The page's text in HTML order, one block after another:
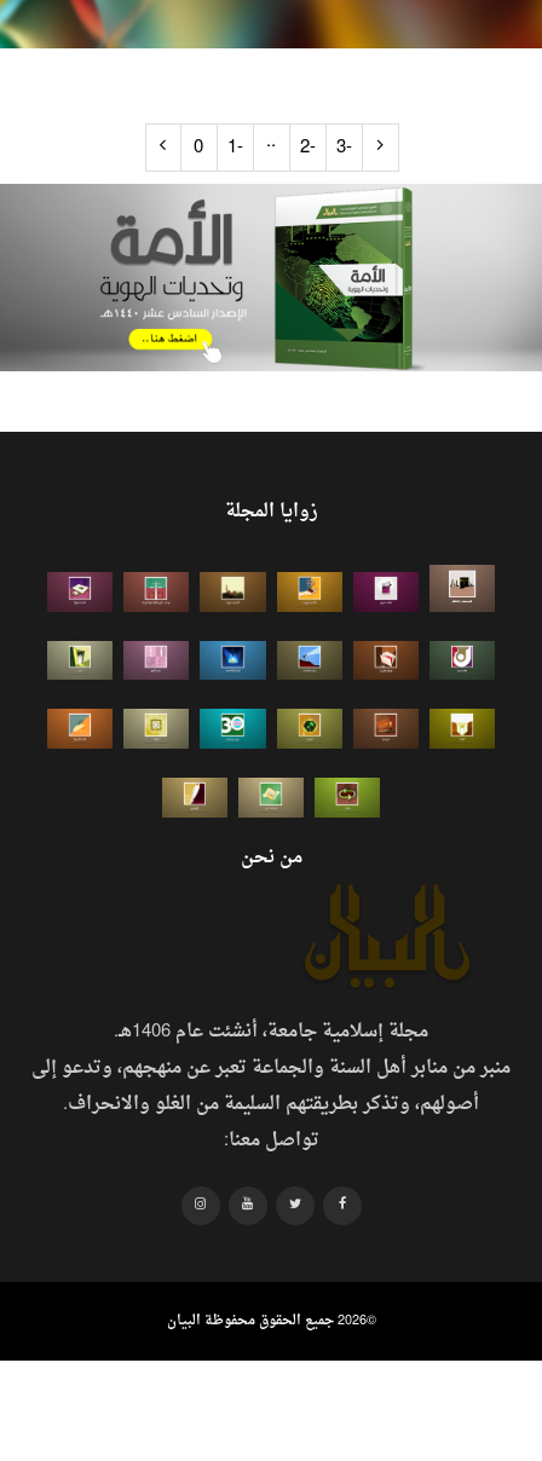
-3
-2
..
-1
0
زوايا المجلة
من نحن
مجلة إسلامية جامعة، أنشئت عام 1406هـ.
منبر من منابر أهل السنة والجماعة تعبر عن منهجهم، وتدعو إلى
أصولهم، وتذكر بطريقتهم السليمة من الغلو والانحراف.
تواصل معنا:
2026 جميع الحقوق محفوظة البيان